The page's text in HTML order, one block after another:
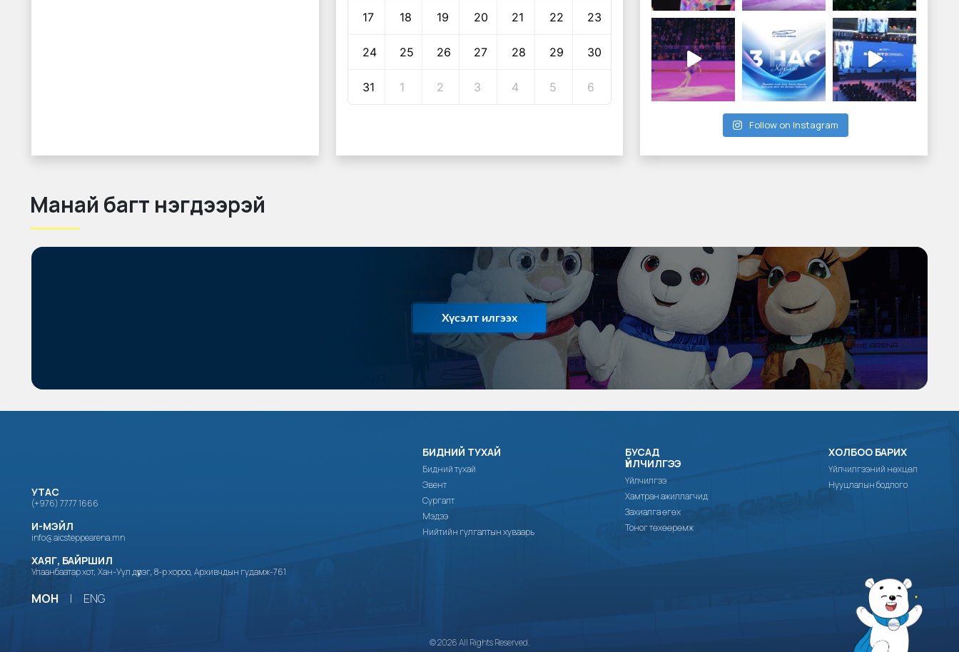
17 18 19 20 21 22 23
24 25 26 27 28 29 30
31 1 2 3 4 5 6
Follow on Instagram
Манай багт нэгдээрэй
Хүсэлт илгээх
УТАС
(+976) 7777 1666
И-МЭЙЛ
info@aicsteppearena.mn
ХАЯГ, БАЙРШИЛ
Улаанбаатар хот, Хан-Уул дүүрэг, 8-р хороо, Архивчдын гудамж-761
МОН | ENG
БИДНИЙ ТУХАЙ
Бидний тухай
Эвент
Сургалт
Мэдээ
Нийтийн гулгалтын хуваарь
БУСАД
ҮЙЛЧИЛГЭЭ
Үйлчилгээ
Хамтран ажиллагчид
Захиалга өгөх
Тоног төхөөрөмж
ХОЛБОО БАРИХ
Үйлчилгээний нөхцөл
Нууцлалын бодлого
© 2026 All Rights Reserved.